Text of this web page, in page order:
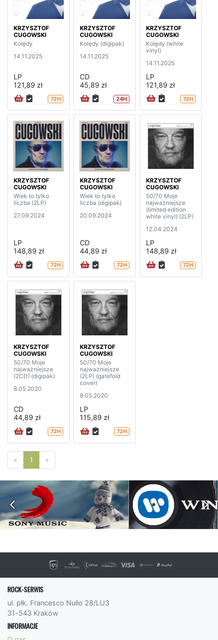
KRZYSZTOF
CUGOWSKI
Kolędy
14.11.2025
LP
121,89 zł
72H
KRZYSZTOF
CUGOWSKI
Kolędy (digipak)
14.11.2025
CD
45,89 zł
24H
KRZYSZTOF
CUGOWSKI
Kolędy (white
vinyl)
14.11.2025
LP
121,89 zł
72H
KRZYSZTOF
CUGOWSKI
Wiek to tylko
liczba (2LP)
27.09.2024
LP
148,89 zł
72H
KRZYSZTOF
CUGOWSKI
Wiek to tylko
liczba (digipak)
20.09.2024
CD
44,89 zł
72H
KRZYSZTOF
CUGOWSKI
50/70 Moje
najważniejsze
(limited edition
white vinyl) (2LP)
12.04.2024
LP
148,89 zł
72H
KRZYSZTOF
CUGOWSKI
50/70 Moje
najważniejsze
(2CD) (digipak)
8.05.2020
CD
44,89 zł
72H
KRZYSZTOF
CUGOWSKI
50/70 Moje
najważniejsze
(2LP) (gatefold
cover)
8.05.2020
LP
115,89 zł
72H
« Poprzednia strona
1 »
ROCK-SERWIS
ul. płk. Francesco Nullo 28/LU3
31-543 Kraków
INFORMACJE